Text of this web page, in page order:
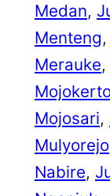
Medan,
Menteng,
Merauke,
Mojosari,
Mulyorejo
Nabire,